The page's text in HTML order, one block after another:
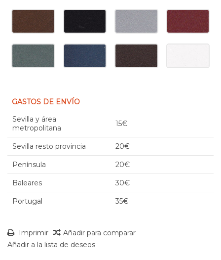
GASTOS DE ENVÍO
Sevilla y área
metropolitana
15€
Sevilla resto provincia 20€
Península 20€
Baleares 30€
Portugal 35€
Imprimir
Añadir para comparar
Añadir a la lista de deseos